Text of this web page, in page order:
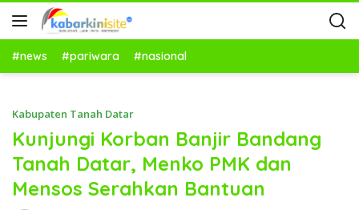
#news #pariwara #nasional
Kabupaten Tanah Datar
Kunjungi Korban Banjir Bandang
Tanah Datar, Menko PMK dan
Mensos Serahkan Bantuan